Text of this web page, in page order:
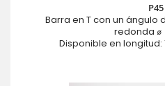
P45
Barra en T con un ángulo
redonda ⌀
Disponible en longitud: